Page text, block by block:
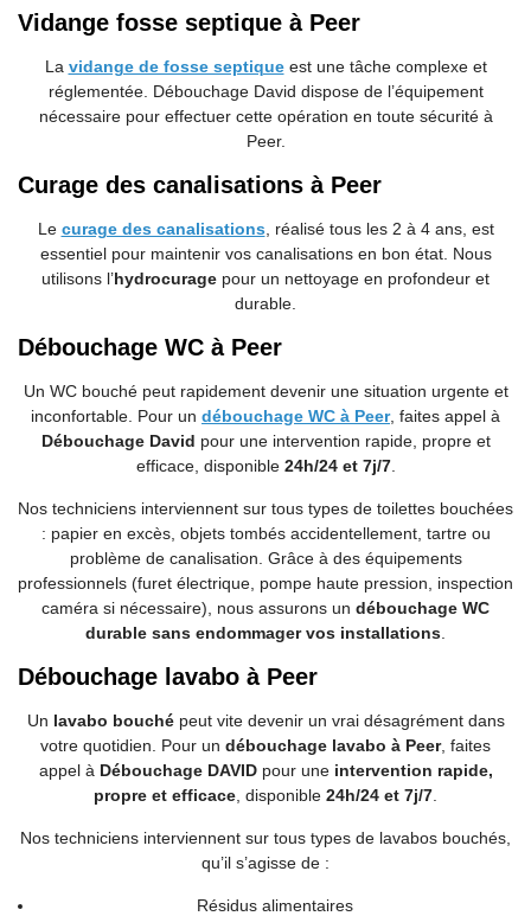
Vidange fosse septique à Peer
La vidange de fosse septiqueest une tâche complexe et
réglementée. Débouchage David dispose de l’équipement
nécessaire pour effectuer cette opération en toute sécurité à
Peer.
Curage des canalisations à Peer
Le curage des canalisations, réalisé tous les 2 à 4 ans, est
essentiel pour maintenir vos canalisations en bon état. Nous
utilisons l’hydrocurage pour un nettoyage en profondeur et
durable.
Débouchage WC à Peer
Un WC bouché peut rapidement devenir une situation urgente et
inconfortable. Pour un débouchage WC à Peer, faites appel à
Débouchage David pour une intervention rapide, propre et
efficace, disponible 24h/24 et 7j/7.
Nos techniciens interviennent sur tous types de toilettes bouchées
: papier en excès, objets tombés accidentellement, tartre ou
problème de canalisation. Grâce à des équipements
professionnels (furet électrique, pompe haute pression, inspection
caméra si nécessaire), nous assurons un débouchage WC
durable sans endommager vos installations
Débouchage lavabo à Peer
Un lavabo bouchépeut vite devenir un vrai désagrément dans
votre quotidien. Pour un débouchage lavabo à Peer, faites
appel à Débouchage DAVIDpour une intervention rapide,
propre et efficace , disponible 24h/24 et 7j/7
Nos techniciens interviennent sur tous types de lavabos bouchés,
qu’il s’agisse de :
Résidus alimentaires